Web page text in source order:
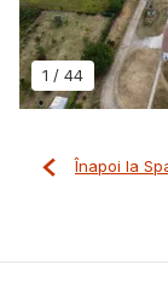
1 / 44
Înapoi la